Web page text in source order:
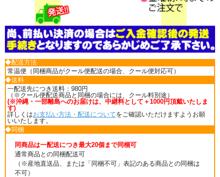
◆配送方法
常温便（同梱商品がクール便配送の場合、クール便対応可）
◆送料
一配送先につき送料：980円
（※クール便配送商品と同梱の場合には、クール料別途）
(※沖縄・一部離島へのお届けは、中継料として＋1000円頂戴いたしま
す)
詳しくはお支払い方法・配送についてをご確認いただけますようお願
いいたします。
◆同梱
同商品は一配送につき最大20個まで同梱可
通常商品との同梱配送可
（※産地直送品、または「同梱不可」表記のある商品との同梱は
不可）